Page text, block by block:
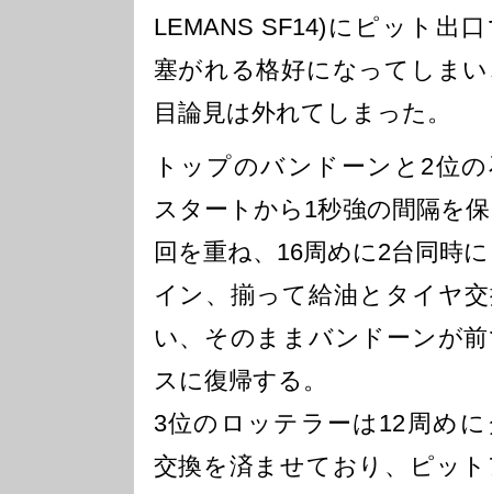
LEMANS SF14)にピット出
塞がれる格好になってしま
目論見は外れてしまった。
トップのバンドーンと2位
スタートから1秒強の間隔を
回を重ね、16周めに2台同時
イン、揃って給油とタイヤ
い、そのままバンドーンが
スに復帰する。
3位のロッテラーは12周め
交換を済ませており、ピッ